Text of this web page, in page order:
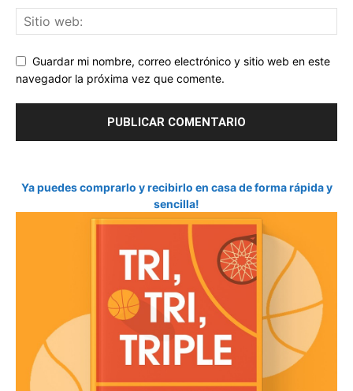
Guardar mi nombre, correo electrónico y sitio web en este
navegador la próxima vez que comente.
Ya puedes comprarlo y recibirlo en casa de forma rápida y
sencilla!